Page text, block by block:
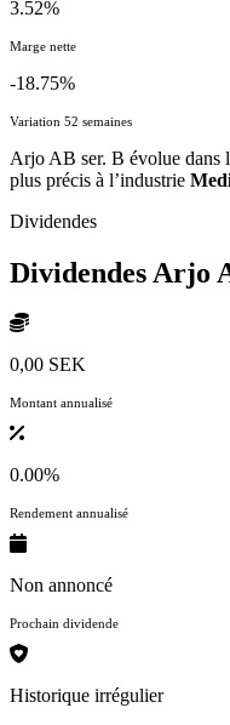
3.52%
Marge nette
-18.75%
Variation 52 semaines
Arjo AB ser. B évolue dans
plus précis à l’industrie
Dividendes
Dividendes Arjo
0,00 SEK
Montant annualisé
0.00%
Rendement annualisé
Non annoncé
Prochain dividende
Historique irrégulier